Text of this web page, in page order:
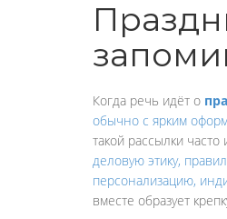
Когда речь идёт о
обычно с ярким
такой рассылки часто
деловую этику,
персонализацию,
вместе образует